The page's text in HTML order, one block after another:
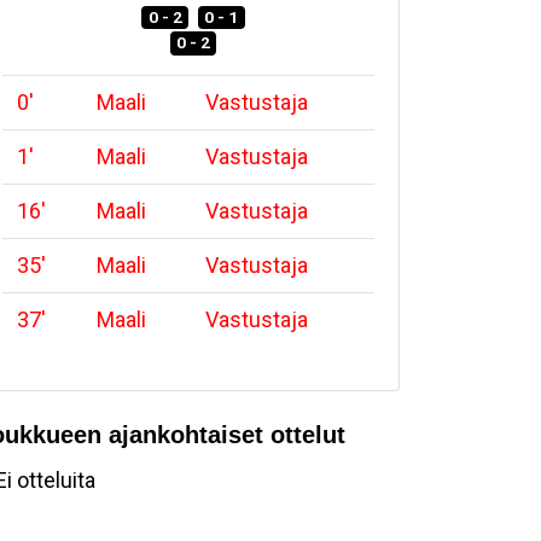
0 - 2
0 - 1
0 - 2
0' Maali Vastustaja
1' Maali Vastustaja
16' Maali Vastustaja
35' Maali Vastustaja
37' Maali Vastustaja
ajankohtaiset ottelut
otteluita